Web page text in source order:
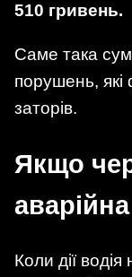
510 гривень.
Саме така
порушень,
заторів.
Якщо
Коли дії